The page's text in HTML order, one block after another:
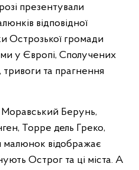
відповідної
Острозької громади
у Європі, Сполучених
тривоги та прагнення
Берунь,
Торре дель Греко,
відображає
Острог та ці міста. А